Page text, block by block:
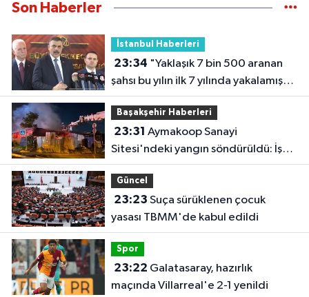
Son Haberler
İstanbul Haberleri
23:34
şahsı bu yılın ilk 7 yılında yakalamış
durumdayız"
Başakşehir Haberleri
23:31
Sitesi'ndeki yangın söndürüldü: İş
yeri kullanılamaz hale geldi
Güncel
23:23
yasası TBMM'de kabul edildi
Spor
23:22
maçında Villarreal'e 2-1 yenildi